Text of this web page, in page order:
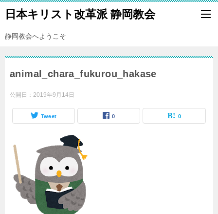
日本キリスト改革派 静岡教会
静岡教会へようこそ
animal_chara_fukurou_hakase
公開日： 2019年9月14日
Tweet 0 0